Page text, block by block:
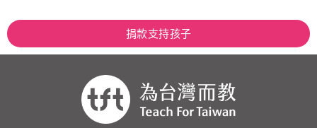
捐款支持孩子